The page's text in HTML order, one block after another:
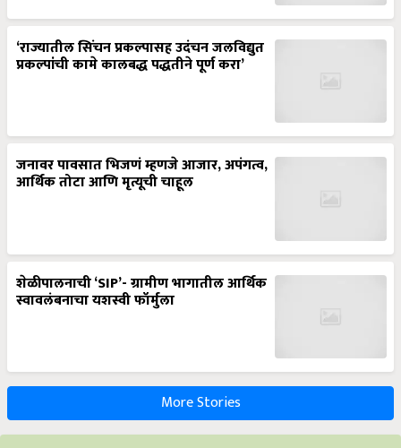
‘राज्यातील सिंचन प्रकल्पासह उदंचन जलविद्युत
प्रकल्पांची कामे कालबद्ध पद्धतीने पूर्ण करा’
जनावर पावसात भिजणं म्हणजे आजार, अपंगत्व,
आर्थिक तोटा आणि मृत्यूची चाहूल
शेळीपालनाची ‘SIP’- ग्रामीण भागातील आर्थिक
स्वावलंबनाचा यशस्वी फॉर्मुला
More Stories